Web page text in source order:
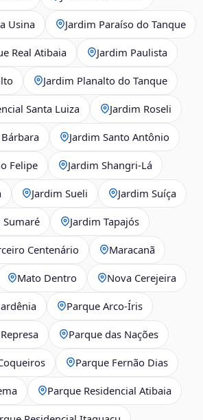
Usina Jardim Paraíso do Tanque
Real Atibaia Jardim Paulista
Jardim Planalto do Tanque
Santa Luiza Jardim Roseli
Jardim Santo Antônio
Felipe Jardim Shangri-Lá
Jardim Sueli Jardim Suíça
Sumaré Jardim Tapajós
Centenário Maracanã
Mato Dentro Nova Cerejeira
Parque Arco-Íris
Parque das Nações
Parque Fernão Dias
Parque Residencial Atibaia